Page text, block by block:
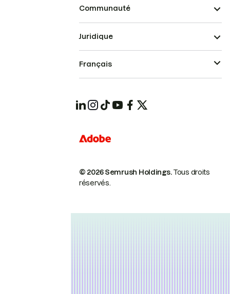
Communauté
© 2026 Semrush Holdings.Tous droits
réservés.
Juridique
Français